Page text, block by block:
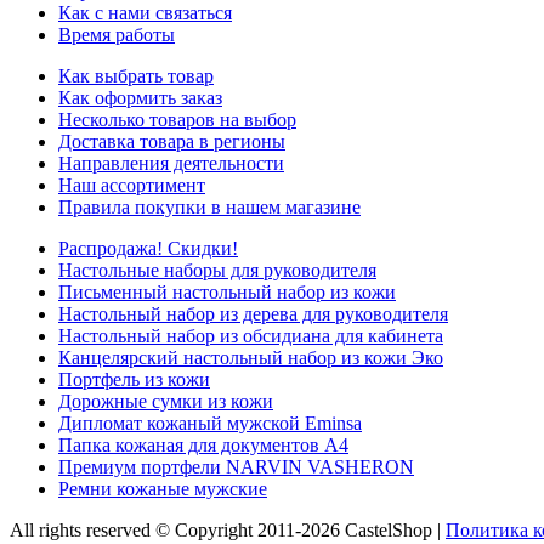
Как с нами связаться
Время работы
Как выбрать товар
Как оформить заказ
Несколько товаров на выбор
Доставка товара в регионы
Направления деятельности
Наш ассортимент
Правила покупки в нашем магазине
Распродажа! Скидки!
Настольные наборы для руководителя
Письменный настольный набор из кожи
Настольный набор из дерева для руководителя
Настольный набор из обсидиана для кабинета
Канцелярский настольный набор из кожи Эко
Портфель из кожи
Дорожные сумки из кожи
Дипломат кожаный мужской Eminsa
Папка кожаная для документов А4
Премиум портфели NARVIN VASHERON
Ремни кожаные мужские
All rights reserved © Copyright 2011-2026 CastelShop | Политика